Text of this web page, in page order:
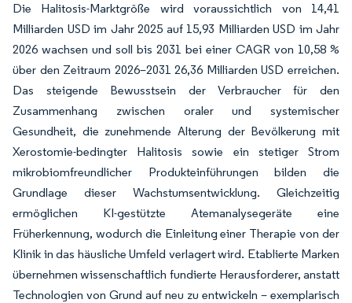
Die Halitosis-Marktgröße wird voraussichtlich von 14,41
Milliarden USD im Jahr 2025 auf 15,93 Milliarden USD im Jahr
2026 wachsen und soll bis 2031 bei einer CAGR von 10,58 %
über den Zeitraum 2026–2031 26,36 Milliarden USD erreichen.
Das steigende Bewusstsein der Verbraucher für den
Zusammenhang zwischen oraler und systemischer
Gesundheit, die zunehmende Alterung der Bevölkerung mit
Xerostomie-bedingter Halitosis sowie ein stetiger Strom
mikrobiomfreundlicher Produkteinführungen bilden die
Grundlage dieser Wachstumsentwicklung. Gleichzeitig
ermöglichen KI-gestützte Atemanalysegeräte eine
Früherkennung, wodurch die Einleitung einer Therapie von der
Klinik in das häusliche Umfeld verlagert wird. Etablierte Marken
übernehmen wissenschaftlich fundierte Herausforderer, anstatt
Technologien von Grund auf neu zu entwickeln – exemplarisch